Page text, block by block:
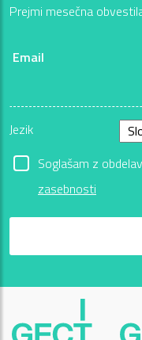
Prejmi mesečna
Email
Jezik
Soglašam z
zasebnosti